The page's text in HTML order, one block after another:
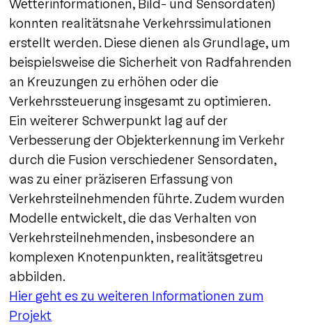
Wetterinformationen, Bild- und Sensordaten)
konnten realitätsnahe Verkehrssimulationen
erstellt werden. Diese dienen als Grundlage, um
beispielsweise die Sicherheit von Radfahrenden
an Kreuzungen zu erhöhen oder die
Verkehrssteuerung insgesamt zu optimieren.
Ein weiterer Schwerpunkt lag auf der
Verbesserung der Objekterkennung im Verkehr
durch die Fusion verschiedener Sensordaten,
was zu einer präziseren Erfassung von
Verkehrsteilnehmenden führte. Zudem wurden
Modelle entwickelt, die das Verhalten von
Verkehrsteilnehmenden, insbesondere an
komplexen Knotenpunkten, realitätsgetreu
abbilden.
Hier geht es zu weiteren Informationen zum
Projekt